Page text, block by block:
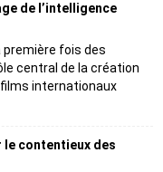
de l’intelligence
première fois des
central de la création
internationaux
le contentieux des